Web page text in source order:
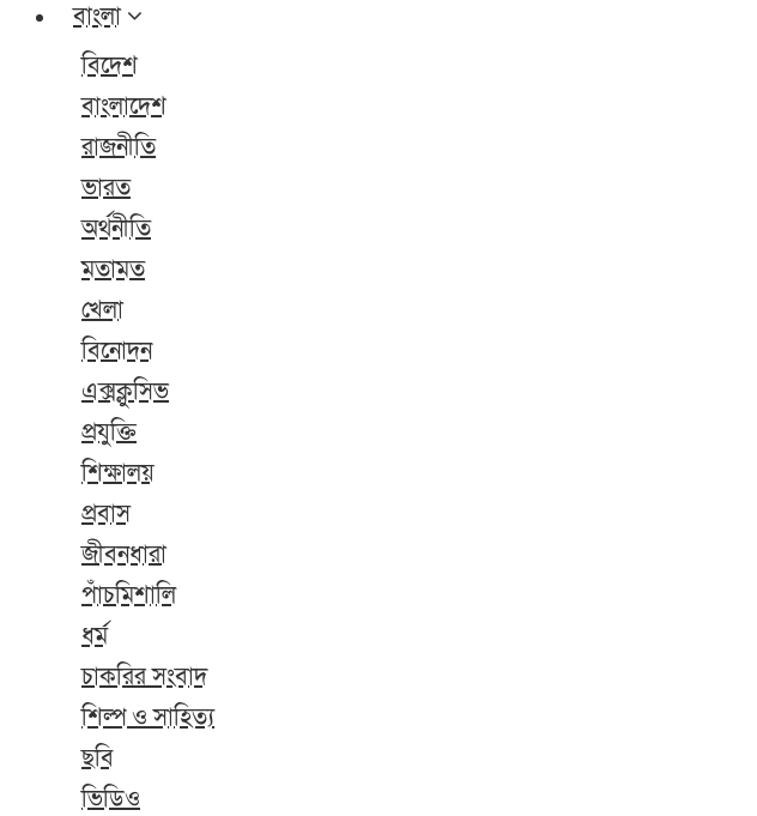
বাংলা
বিদেশ
বাংলাদেশ
রাজনীতি
ভারত
অর্থনীতি
মতামত
খেলা
বিনোদন
এক্সক্লুসিভ
প্রযুক্তি
শিক্ষালয়
প্রবাস
জীবনধারা
পাঁচমিশালি
ধর্ম
চাকরির সংবাদ
শিল্প ও সাহিত্য
ছবি
ভিডিও